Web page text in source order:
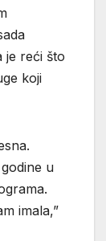
je reći što
koji
u
imala,”